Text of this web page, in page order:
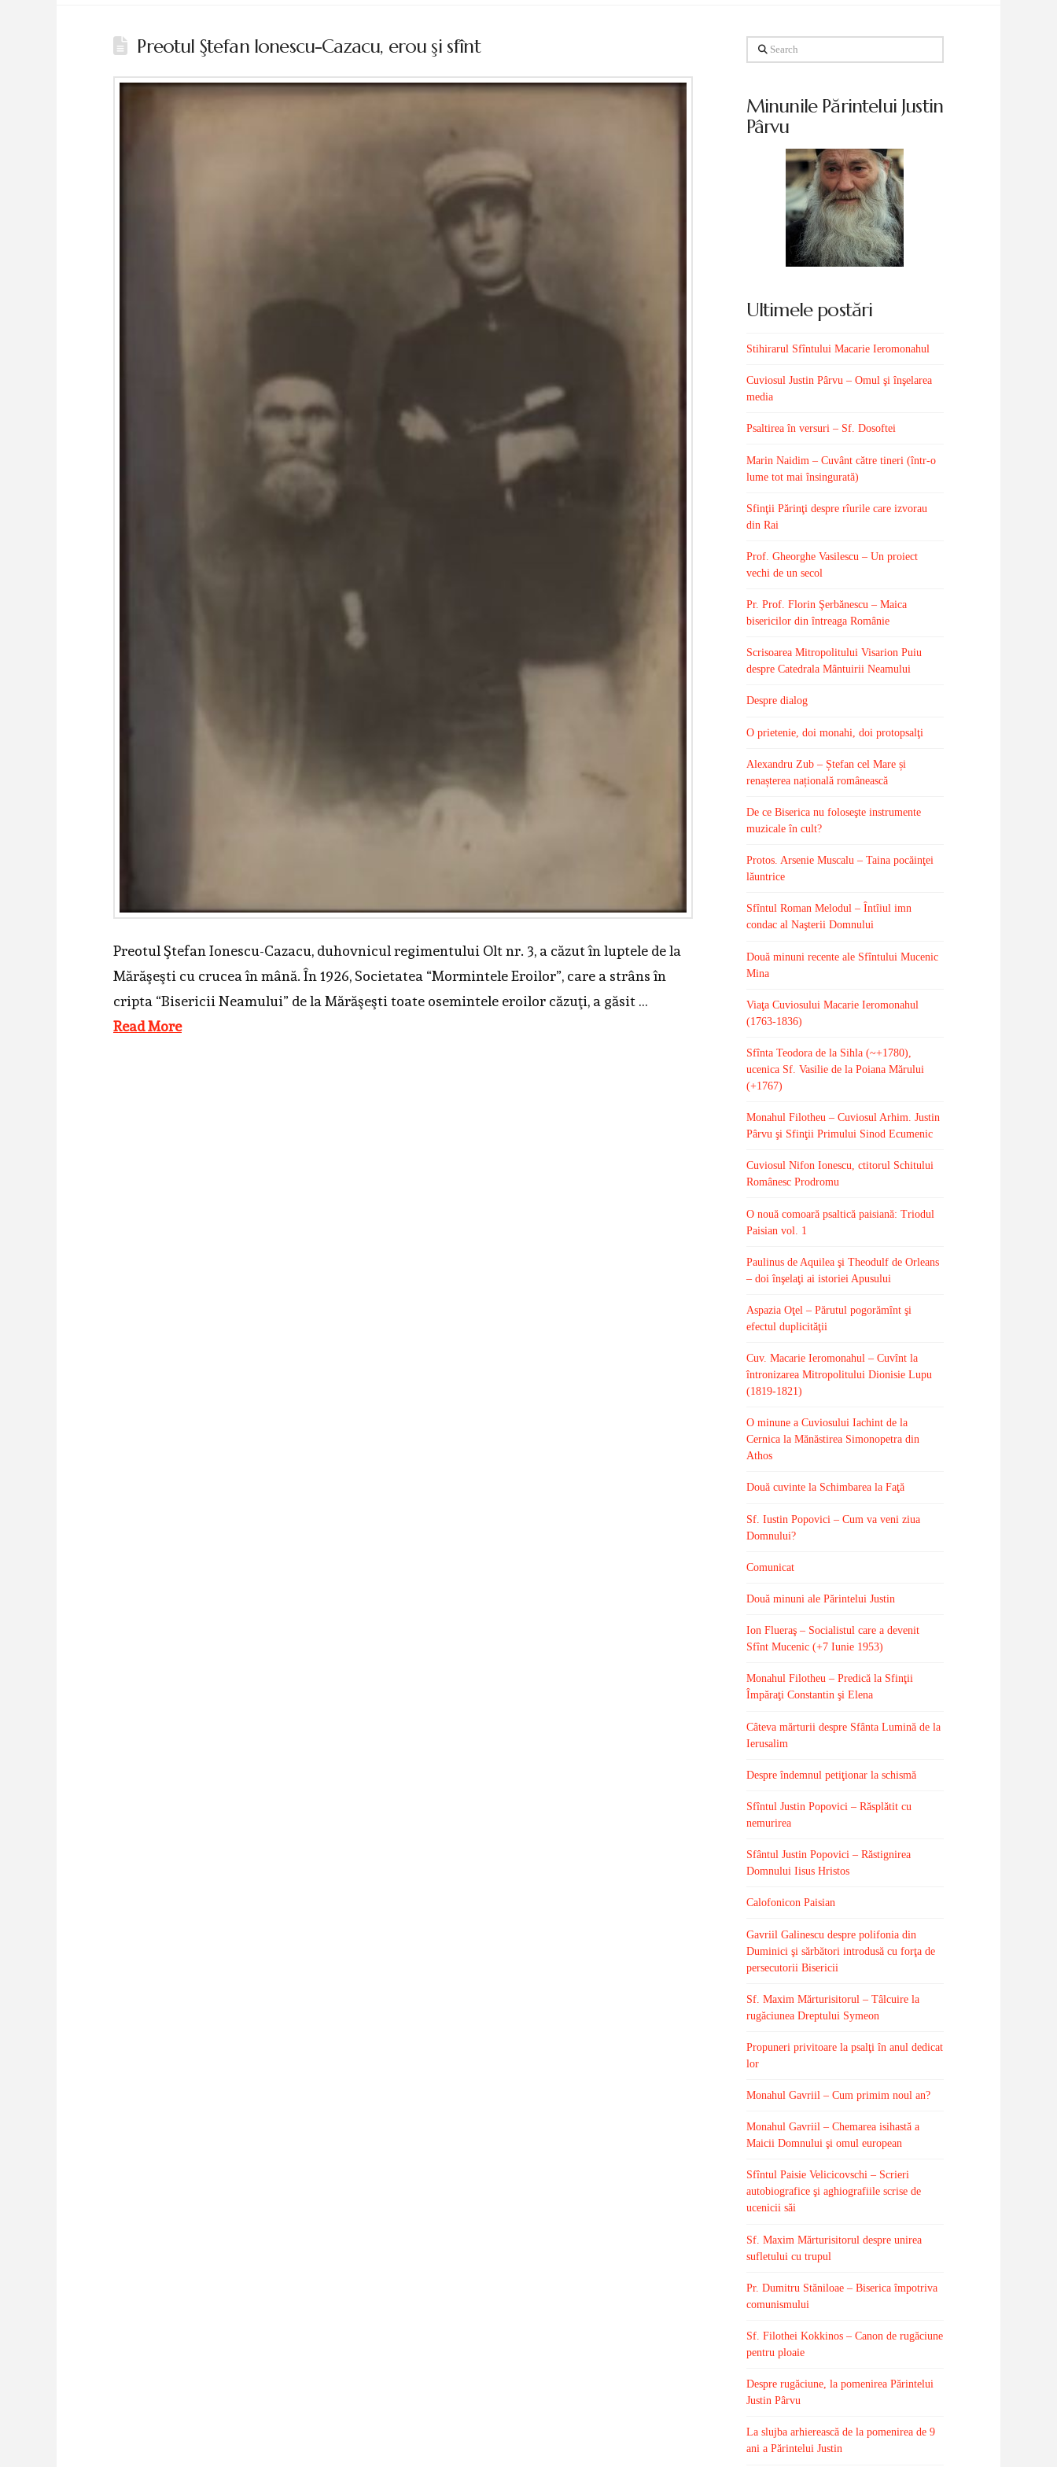
Preotul Ştefan Ionescu-Cazacu, erou şi sfînt
Preotul Ştefan Ionescu-Cazacu, duhovnicul regimentului Olt nr. 3, a căzut în luptele de la
Mărăşeşti cu crucea în mână. În 1926, Societatea “Mormintele Eroilor”, care a strâns în
cripta “Bisericii Neamului” de la Mărăşeşti toate osemintele eroilor căzuţi, a găsit …
Read More
Search
Minunile Părintelui Justin
Pârvu
Ultimele postări
Stihirarul Sfîntului Macarie Ieromonahul
Cuviosul Justin Pârvu – Omul şi înşelarea
media
Psaltirea în versuri – Sf. Dosoftei
Marin Naidim – Cuvânt către tineri (într-o
lume tot mai însingurată)
Sfinţii Părinţi despre rîurile care izvorau
din Rai
Prof. Gheorghe Vasilescu – Un proiect
vechi de un secol
Pr. Prof. Florin Şerbănescu – Maica
bisericilor din întreaga Românie
Scrisoarea Mitropolitului Visarion Puiu
despre Catedrala Mântuirii Neamului
Despre dialog
O prietenie, doi monahi, doi protopsalţi
Alexandru Zub – Ștefan cel Mare și
renașterea națională românească
De ce Biserica nu foloseşte instrumente
muzicale în cult?
Protos. Arsenie Muscalu – Taina pocăinţei
lăuntrice
Sfîntul Roman Melodul – Întîiul imn
condac al Naşterii Domnului
Două minuni recente ale Sfîntului Mucenic
Mina
Viaţa Cuviosului Macarie Ieromonahul
(1763-1836)
Sfînta Teodora de la Sihla (~+1780),
ucenica Sf. Vasilie de la Poiana Mărului
(+1767)
Monahul Filotheu – Cuviosul Arhim. Justin
Pârvu şi Sfinţii Primului Sinod Ecumenic
Cuviosul Nifon Ionescu, ctitorul Schitului
Românesc Prodromu
O nouă comoară psaltică paisiană: Triodul
Paisian vol. 1
Paulinus de Aquilea şi Theodulf de Orleans
– doi înşelaţi ai istoriei Apusului
Aspazia Oţel – Părutul pogorămînt şi
efectul duplicităţii
Cuv. Macarie Ieromonahul – Cuvînt la
întronizarea Mitropolitului Dionisie Lupu
(1819-1821)
O minune a Cuviosului Iachint de la
Cernica la Mănăstirea Simonopetra din
Athos
Două cuvinte la Schimbarea la Faţă
Sf. Iustin Popovici – Cum va veni ziua
Domnului?
Comunicat
Două minuni ale Părintelui Justin
Ion Flueraş – Socialistul care a devenit
Sfînt Mucenic (+7 Iunie 1953)
Monahul Filotheu – Predică la Sfinţii
Împăraţi Constantin şi Elena
Câteva mărturii despre Sfânta Lumină de la
Ierusalim
Despre îndemnul petiţionar la schismă
Sfîntul Justin Popovici – Răsplătit cu
nemurirea
Sfântul Justin Popovici – Răstignirea
Domnului Iisus Hristos
Calofonicon Paisian
Gavriil Galinescu despre polifonia din
Duminici şi sărbători introdusă cu forţa de
persecutorii Bisericii
Sf. Maxim Mărturisitorul – Tâlcuire la
rugăciunea Dreptului Symeon
Propuneri privitoare la psalţi în anul dedicat
lor
Monahul Gavriil – Cum primim noul an?
Monahul Gavriil – Chemarea isihastă a
Maicii Domnului şi omul european
Sfîntul Paisie Velicicovschi – Scrieri
autobiografice şi aghiografiile scrise de
ucenicii săi
Sf. Maxim Mărturisitorul despre unirea
sufletului cu trupul
Pr. Dumitru Stăniloae – Biserica împotriva
comunismului
Sf. Filothei Kokkinos – Canon de rugăciune
pentru ploaie
Despre rugăciune, la pomenirea Părintelui
Justin Pârvu
La slujba arhierească de la pomenirea de 9
ani a Părintelui Justin